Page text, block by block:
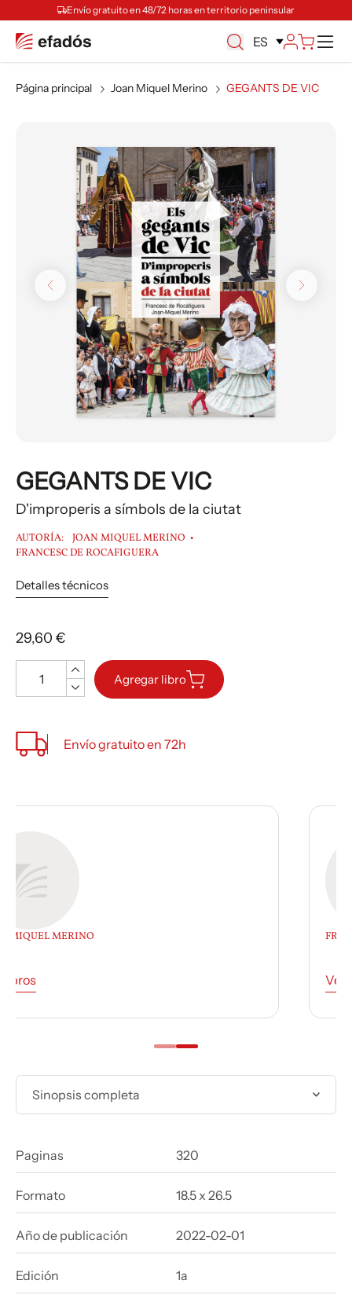
Envío gratuito en 48/72 horas en territorio peninsular
ES
Página principal Joan Miquel Merino GEGANTS DE VIC
GEGANTS DE VIC
D'improperis a símbols de la ciutat
AUTORÍA:
JOAN MIQUEL MERINO
FRANCESC DE ROCAFIGUERA
Detalles técnicos
29,60 €
Agregar libro
Envío gratuito en 72h
FRANCESC DE ROCAFIGUERA
Sinopsis completa
Paginas 320
Formato 18.5 x 26.5
Año de publicación 2022-02-01
Edición 1a